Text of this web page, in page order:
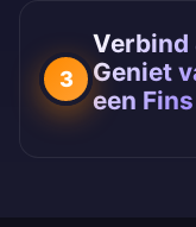
3
Verbind
Geniet
een